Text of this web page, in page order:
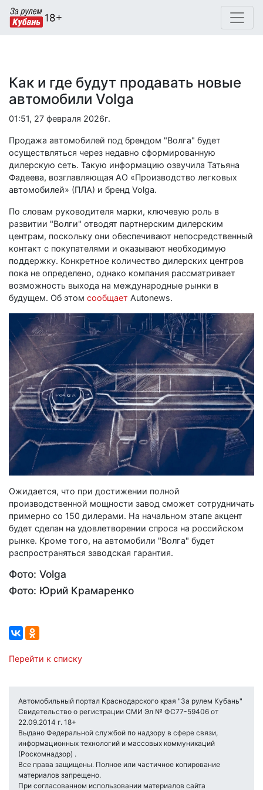
Как и где будут продавать новые
автомобили Volga
01:51, 27 февраля 2026г.
Продажа автомобилей под брендом "Волга" будет
осуществляться через недавно сформированную
дилерскую сеть. Такую информацию озвучила Татьяна
Фадеева, возглавляющая АО «Производство легковых
автомобилей» (ПЛА) и бренд Volga.
По словам руководителя марки, ключевую роль в
развитии "Волги" отводят партнерским дилерским
центрам, поскольку они обеспечивают непосредственный
контакт с покупателями и оказывают необходимую
поддержку. Конкретное количество дилерских центров
пока не определено, однако компания рассматривает
возможность выхода на международные рынки в
будущем. Об этом сообщает Autonews.
Ожидается, что при достижении полной
производственной мощности завод сможет сотрудничать
примерно со 150 дилерами. На начальном этапе акцент
будет сделан на удовлетворении спроса на российском
рынке. Кроме того, на автомобили "Волга" будет
распространяться заводская гарантия.
Фото: Volga
Фото: Юрий Крамаренко
Перейти к списку
Автомобильный портал Краснодарского края "За рулем Кубань"
Свидетельство о регистрации СМИ Эл № ФС77-59406 от
22.09.2014 г. 18+
Выдано Федеральной службой по надзору в сфере связи,
информационных технологий и массовых коммуникаций
(Роскомнадзор) .
Все права защищены. Полное или частичное копирование
материалов запрещено.
При согласованном использовании материалов сайта